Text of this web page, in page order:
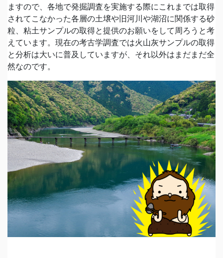
ますので、各地で発掘調査を実施する際にこれまでは取得
されてこなかった各層の土壌や旧河川や湖沼に関係する砂
粒、粘土サンプルの取得と提供のお願いをして周ろうと考
えています。現在の考古学調査では火山灰サンプルの取得
と分析は大いに普及していますが、それ以外はまだまだ全
然なのです。